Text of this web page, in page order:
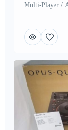
Multi-Player /
Pioneer DJM-
900NXS2 /
DJ System /